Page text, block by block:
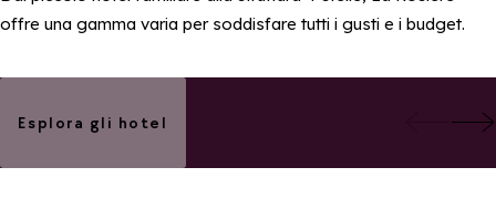
offre una gamma varia per soddisfare tutti i gusti e i budget.
Esplora gli hotel